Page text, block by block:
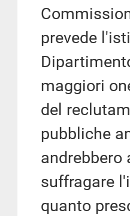
prevede
maggiori
del
pubbliche
suffragare
quanto